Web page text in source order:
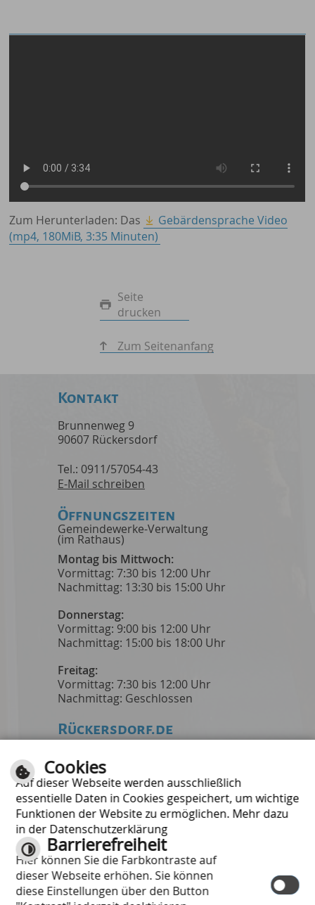
Zum Herunterladen: Das
Gebärdensprache Video
(mp4, 180MiB, 3:35 Minuten)
Seite
drucken
Zum Seitenanfang
Kontakt
Brunnenweg 9
90607 Rückersdorf
Tel.: 0911/57054-43
E-Mail schreiben
Öffnungszeiten
Gemeindewerke-Verwaltung
(im Rathaus)
Montag bis Mittwoch:
Vormittag: 7:30 bis 12:00 Uhr
Nachmittag: 13:30 bis 15:00 Uhr
Donnerstag:
Vormittag: 9:00 bis 12:00 Uhr
Nachmittag: 15:00 bis 18:00 Uhr
Freitag:
Vormittag: 7:30 bis 12:00 Uhr
Nachmittag: Geschlossen
Rückersdorf.de
Zur Homepage der
Gemeinde
Informativ
Hilfe
Inhalt
Impressum
Datenschutzerklärung
Barrierefreiheit
Cookies
Auf dieser Webseite werden ausschließlich
essentielle Daten in Cookies gespeichert, um wichtige
Funktionen der Website zu ermöglichen. Mehr dazu
in der Datenschutzerklärung
Barrierefreiheit
Hier können Sie die Farbkontraste auf
dieser Webseite erhöhen. Sie können
diese Einstellungen über den Button